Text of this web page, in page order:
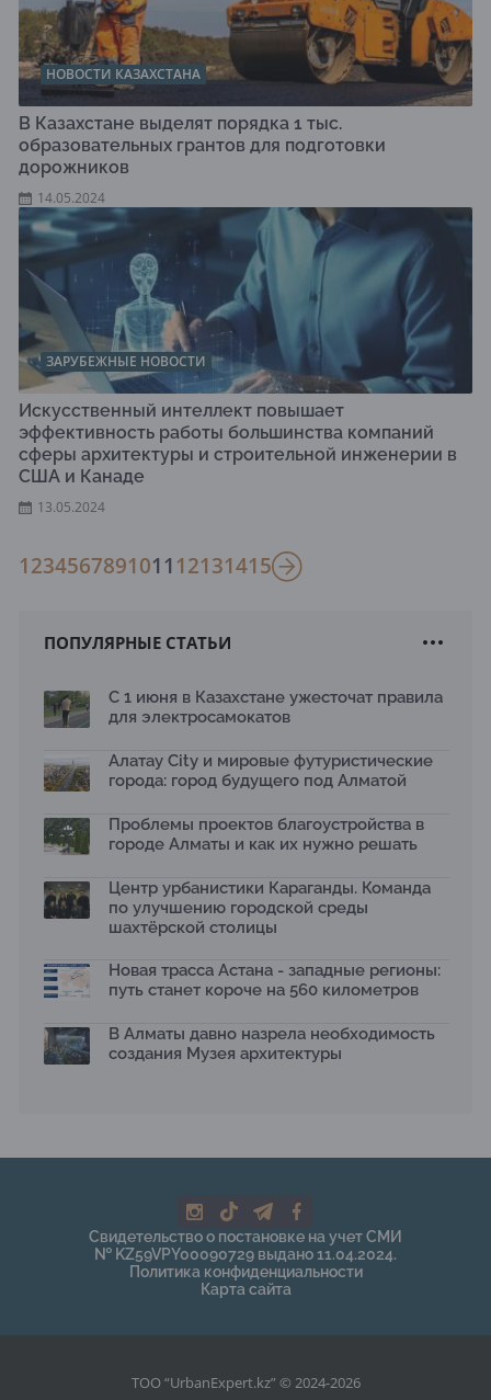
НОВОСТИ КАЗАХСТАНА
В Казахстане выделят порядка 1 тыс.
образовательных грантов для подготовки
дорожников
14.05.2024
ЗАРУБЕЖНЫЕ НОВОСТИ
Искусственный интеллект повышает
эффективность работы большинства компаний
сферы архитектуры и строительной инженерии в
США и Канаде
13.05.2024
123456789101112131415
ПОПУЛЯРНЫЕ СТАТЬИ
С 1 июня в Казахстане ужесточат правила
для электросамокатов
Алатау City и мировые футуристические
города: город будущего под Алматой
Проблемы проектов благоустройства в
городе Алматы и как их нужно решать
Центр урбанистики Караганды. Команда
по улучшению городской среды
шахтёрской столицы
Новая трасса Астана - западные регионы:
путь станет короче на 560 километров
В Алматы давно назрела необходимость
создания Музея архитектуры
Свидетельство о постановке на учет СМИ
№ KZ59VPY00090729 выдано 11.04.2024.
Политика конфиденциальности
Карта сайта
ТОО “UrbanExpert.kz” © 2024-2026